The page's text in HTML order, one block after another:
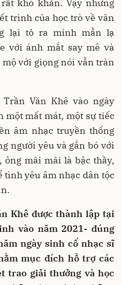
khó khăn. Vậy nhưng
trình của học trò về văn
lại tỏ ra minh mẫn lạ
với ánh mắt say mê và
với giọng nói vẫn tràn
Văn Khê vào ngày
một mất mát, một sự tiếc
âm nhạc truyền thống
người yêu và gắn bó với
ông mãi mãi là bậc thầy,
tình yêu âm nhạc dân tộc
Khê được thành lập tại
vào năm 2021- đúng
ngày sinh cố nhạc sĩ
mục đích hỗ trợ các
trao giải thưởng và học